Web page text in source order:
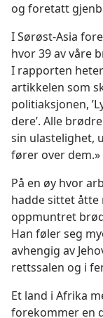
og foretatt
I Sørøst-Asia
hvor 39 av våre
I rapporten
artikkelen som
politiaksjonen,
dere’. Alle
sin ulastelighet,
fører over dem.»
På en øy hvor
hadde sittet åtte
oppmuntret
Han føler seg
avhengig av
rettssalen og i
Et land i Afrika
forekommer en